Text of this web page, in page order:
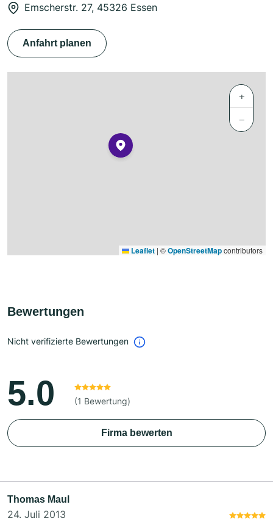
Emscherstr. 27, 45326 Essen
Anfahrt planen
+
−
Leaflet | ©OpenStreetMapcontributors
Bewertungen
Nicht verifizierte Bewertungen
5.0 (1 Bewertung)
Firma bewerten
Thomas Maul
24. Juli 2013